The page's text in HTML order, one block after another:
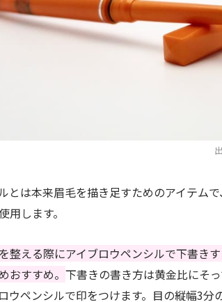
とは本来眉毛を描き足すためのアイテム
用します。
整える際にアイブロウペンシルで下書き
おすすめ。 下書きの書き方は黄金比にそ
ウペンシルで印をつけます。目の縦幅3分